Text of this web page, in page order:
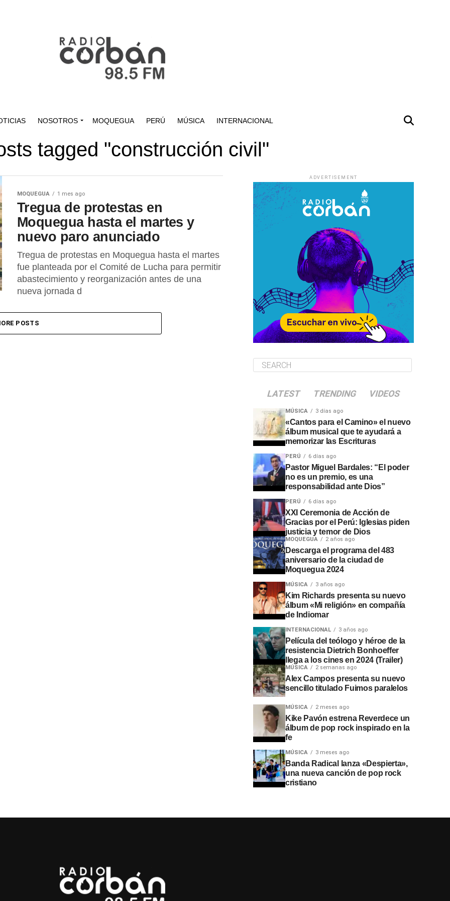
NOSOTROS MOQUEGUA PERÚ MÚSICA INTERNACIONAL
tagged "construcción civil"
MOQUEGUA 1 mes ago
Tregua de protestas en
Moquegua hasta el martes y
nuevo paro anunciado
Tregua de protestas en Moquegua hasta el martes
fue planteada por el Comité de Lucha para permitir
abastecimiento y reorganización antes de una
nueva jornada d
POSTS
ADVERTISEMENT
LATEST TRENDING VIDEOS
MÚSICA 3 días ago
«Cantos para el Camino» el nuevo
álbum musical que te ayudará a
memorizar las Escrituras
PERÚ 6 días ago
Pastor Miguel Bardales: “El poder
no es un premio, es una
responsabilidad ante Dios”
PERÚ 6 días ago
XXI Ceremonia de Acción de
Gracias por el Perú: Iglesias piden
justicia y temor de Dios
MOQUEGUA 2 años ago
Descarga el programa del 483
aniversario de la ciudad de
Moquegua 2024
MÚSICA 3 años ago
Kim Richards presenta su nuevo
álbum «Mi religión» en compañía
de Indiomar
INTERNACIONAL 3 años ago
Película del teólogo y héroe de la
resistencia Dietrich Bonhoeffer
llega a los cines en 2024 (Trailer)
MÚSICA 2 semanas ago
Alex Campos presenta su nuevo
sencillo titulado Fuimos paralelos
MÚSICA 2 meses ago
Kike Pavón estrena Reverdece un
álbum de pop rock inspirado en la
fe
MÚSICA 3 meses ago
Banda Radical lanza «Despierta»,
una nueva canción de pop rock
cristiano